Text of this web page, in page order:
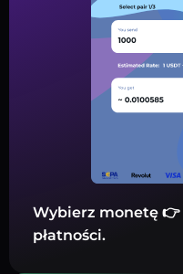
Wybierz monetę
płatności.